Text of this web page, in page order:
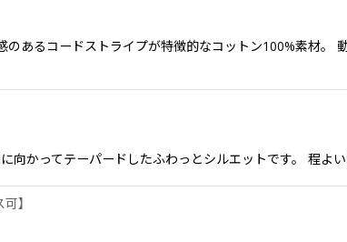
あるコードストライプが特徴的なコットン100%素材。
かってテーパードしたふわっとシルエットです。 程よ
】